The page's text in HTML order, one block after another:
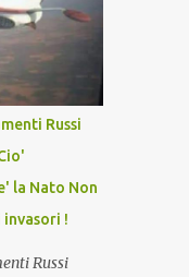
a suo
l' Amaro
ma
per NON
Russi
la Nato Non
!
Russi